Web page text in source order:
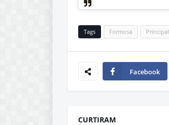
Tags Formosa Principal
Facebook
CURTIRAM